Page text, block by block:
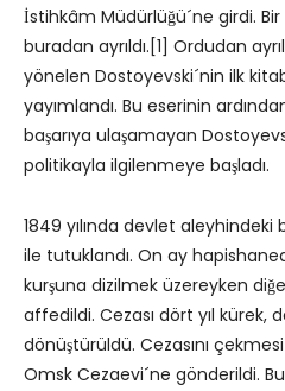
İstihkâm Müdürlüğü´ne girdi.
buradan ayrıldı.[1] Ordudan
yönelen Dostoyevski´nin ilk
yayımlandı. Bu eserinin
başarıya ulaşamayan
politikayla ilgilenmeye başladı.
1849 yılında devlet aleyhindeki
ile tutuklandı. On ay
kurşuna dizilmek üzereyken
affedildi. Cezası dört yıl kürek,
dönüştürüldü. Cezasını
Omsk Cezaevi´ne gönderildi.